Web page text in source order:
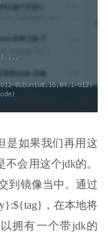
是如果我们再用这
会用这个jdk的。
到镜像当中。通过
，在本地将
拥有一个带jdk的